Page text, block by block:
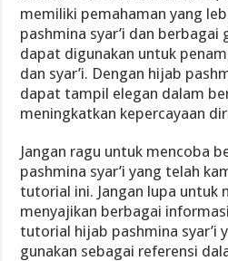
memiliki pemahaman yang
pashmina syar’i dan berbagai
dapat digunakan untuk
dan syar’i. Dengan hijab
dapat tampil elegan dalam
meningkatkan kepercayaan
Jangan ragu untuk mencoba
pashmina syar’i yang telah
tutorial ini. Jangan lupa untuk
menyajikan berbagai
tutorial hijab pashmina syar’i
gunakan sebagai referensi